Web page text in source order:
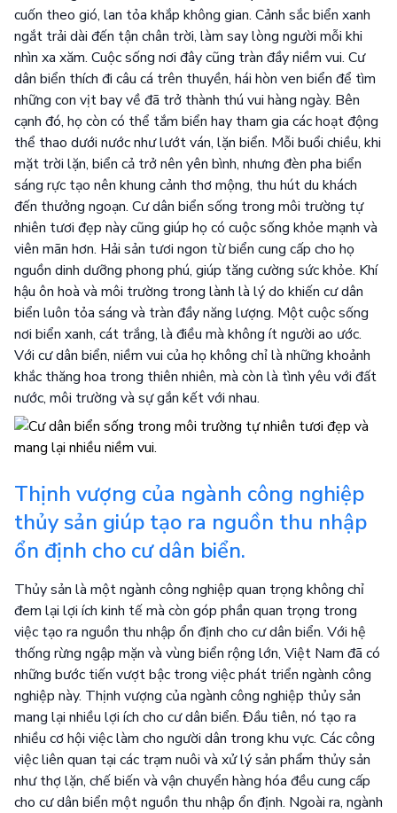
cuốn theo gió, lan tỏa khắp không gian. Cảnh sắc biển xanh
ngắt trải dài đến tận chân trời, làm say lòng người mỗi khi
nhìn xa xăm. Cuộc sống nơi đây cũng tràn đầy niềm vui. Cư
dân biển thích đi câu cá trên thuyền, hái hòn ven biển để tìm
những con vịt bay về đã trở thành thú vui hàng ngày. Bên
cạnh đó, họ còn có thể tắm biển hay tham gia các hoạt động
thể thao dưới nước như lướt ván, lặn biển. Mỗi buổi chiều, khi
mặt trời lặn, biển cả trở nên yên bình, nhưng đèn pha biển
sáng rực tạo nên khung cảnh thơ mộng, thu hút du khách
đến thưởng ngoạn. Cư dân biển sống trong môi trường tự
nhiên tươi đẹp này cũng giúp họ có cuộc sống khỏe mạnh và
viên mãn hơn. Hải sản tươi ngon từ biển cung cấp cho họ
nguồn dinh dưỡng phong phú, giúp tăng cường sức khỏe. Khí
hậu ôn hoà và môi trường trong lành là lý do khiến cư dân
biển luôn tỏa sáng và tràn đầy năng lượng. Một cuộc sống
nơi biển xanh, cát trắng, là điều mà không ít người ao ước.
Với cư dân biển, niềm vui của họ không chỉ là những khoảnh
khắc thăng hoa trong thiên nhiên, mà còn là tình yêu với đất
nước, môi trường và sự gắn kết với nhau.
Thịnh vượng của ngành công nghiệp
thủy sản giúp tạo ra nguồn thu nhập
ổn định cho cư dân biển.
Thủy sản là một ngành công nghiệp quan trọng không chỉ
đem lại lợi ích kinh tế mà còn góp phần quan trọng trong
việc tạo ra nguồn thu nhập ổn định cho cư dân biển. Với hệ
thống rừng ngập mặn và vùng biển rộng lớn, Việt Nam đã có
những bước tiến vượt bậc trong việc phát triển ngành công
nghiệp này. Thịnh vượng của ngành công nghiệp thủy sản
mang lại nhiều lợi ích cho cư dân biển. Đầu tiên, nó tạo ra
nhiều cơ hội việc làm cho người dân trong khu vực. Các công
việc liên quan tại các trạm nuôi và xử lý sản phẩm thủy sản
như thợ lặn, chế biến và vận chuyển hàng hóa đều cung cấp
cho cư dân biển một nguồn thu nhập ổn định. Ngoài ra, ngành